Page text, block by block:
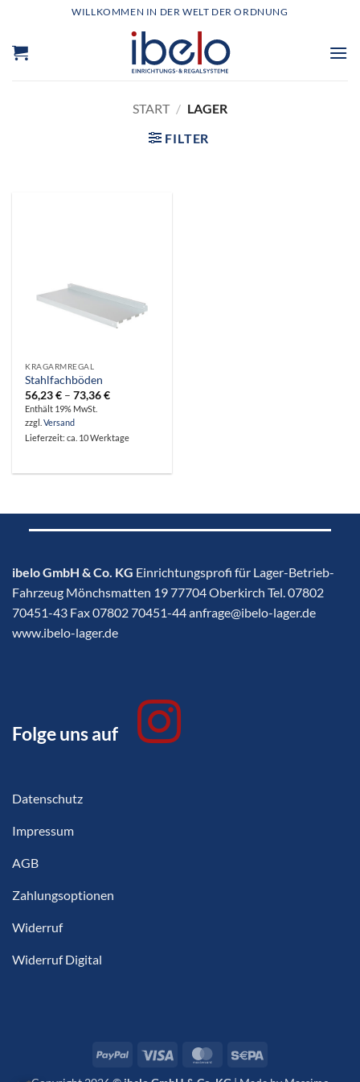
springen
WILLKOMMEN IN DER WELT DER ORDNUNG
START / LAGER
FILTER
KRAGARMREGAL
Stahlfachböden
56,23€ –73,36€Preisspanne:
Enthält 19% MwSt.
zzgl.Versand
Lieferzeit: ca. 10 Werktage
ibelo GmbH & Co. KG Einrichtungsprofi für Lager-Betrieb-
Fahrzeug Mönchsmatten 19 77704 Oberkirch Tel. 07802
70451-43 Fax 07802 70451-44 anfrage@ibelo-lager.de
www.ibelo-lager.de
Folge uns auf
Datenschutz
Impressum
AGB
Zahlungsoptionen
Widerruf
Widerruf Digital
PayPal Visa MasterCard